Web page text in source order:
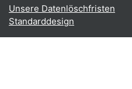
Unsere Datenlöschfristen
Standarddesign